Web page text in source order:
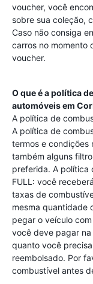
voucher, você
sobre sua coleção,
Caso não consiga
carros no momento
voucher.
O que é a política
automóveis em
A política de
A política de
termos e condições
também alguns
preferida. A política
FULL: você
taxas de
mesma quantidade
pegar o veículo
você deve pagar
quanto você
reembolsado. Por
combustível antes